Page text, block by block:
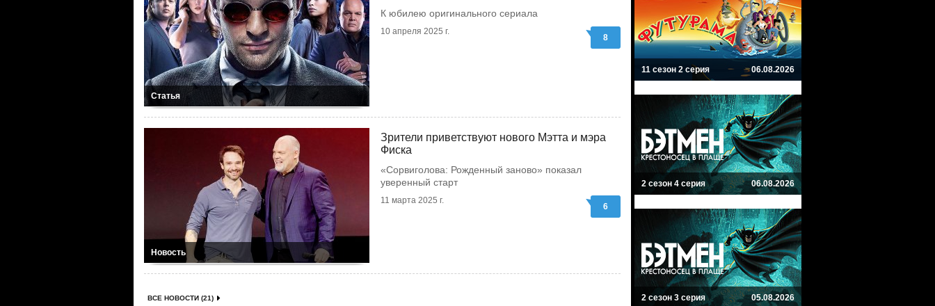
Статья
К юбилею оригинального сериала
10 апреля 2025 г.
8
Новость
Зрители приветствуют нового Мэтта и мэра
Фиска
«Сорвиголова: Рожденный заново» показал
уверенный старт
11 марта 2025 г.
6
ВСЕ НОВОСТИ (21)
11 сезон 2 серия 06.08.2026
2 сезон 4 серия 06.08.2026
2 сезон 3 серия 05.08.2026